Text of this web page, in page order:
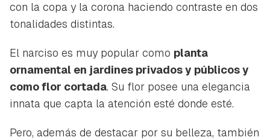
con la copa y la corona haciendo contraste en dos
tonalidades distintas.
El narciso es muy popular como planta
ornamental en jardines privados y públicos y
como flor cortada. Su flor posee una elegancia
innata que capta la atención esté donde esté.
Pero, además de destacar por su belleza, también